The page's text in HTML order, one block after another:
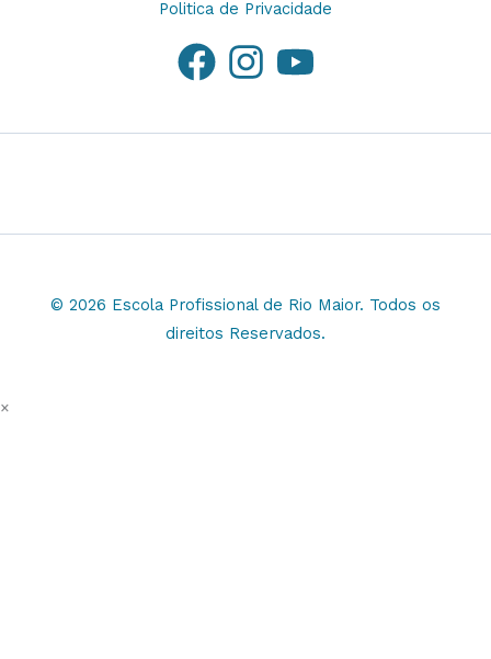
Politica de Privacidade
© 2026 Escola Profissional de Rio Maior. Todos os
direitos Reservados.
×